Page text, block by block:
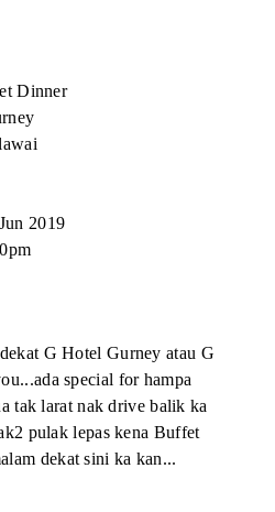
Dinner
2019
G Hotel Gurney atau G
special for hampa
tak larat nak drive balik ka
pulak lepas kena Buffet
dekat sini ka kan...